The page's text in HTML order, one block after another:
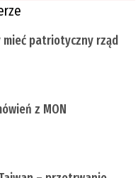
mieć patriotyczny rząd
z MON